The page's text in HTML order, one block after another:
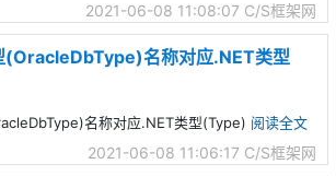
2021-06-08 11:08:07 C/S框架网
名称对应.NET类型
名称对应.NET类型(Type) 阅读全文
2021-06-08 11:06:17 C/S框架网